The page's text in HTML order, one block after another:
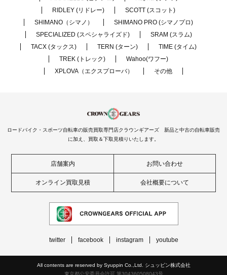
RIDLEY (リドレー)
SCOTT (スコット)
SHIMANO（シマノ）
SHIMANO PRO (シマノプロ)
SPECIALIZED (スペシャライズド)
SRAM (スラム)
TACX (タックス)
TERN (ターン)
TIME (タイム)
TREK (トレック)
Wahoo(ワフー)
XPLOVA（エクスプローバ）
その他
ロードバイク・スポーツ自転車の販売買取専門店クラウンギアーズ 新品と中古の自転車販売
に加え、買取＆下取見積りいたします。
店舗案内 お問い合わせ
オンライン買取見積 会社概要について
twitter facebook instagram youtube
All contents are reserved by Syuppin Co.,Ltd. シュッピン株式会社
東京都公安委員会許可 第304360508043号